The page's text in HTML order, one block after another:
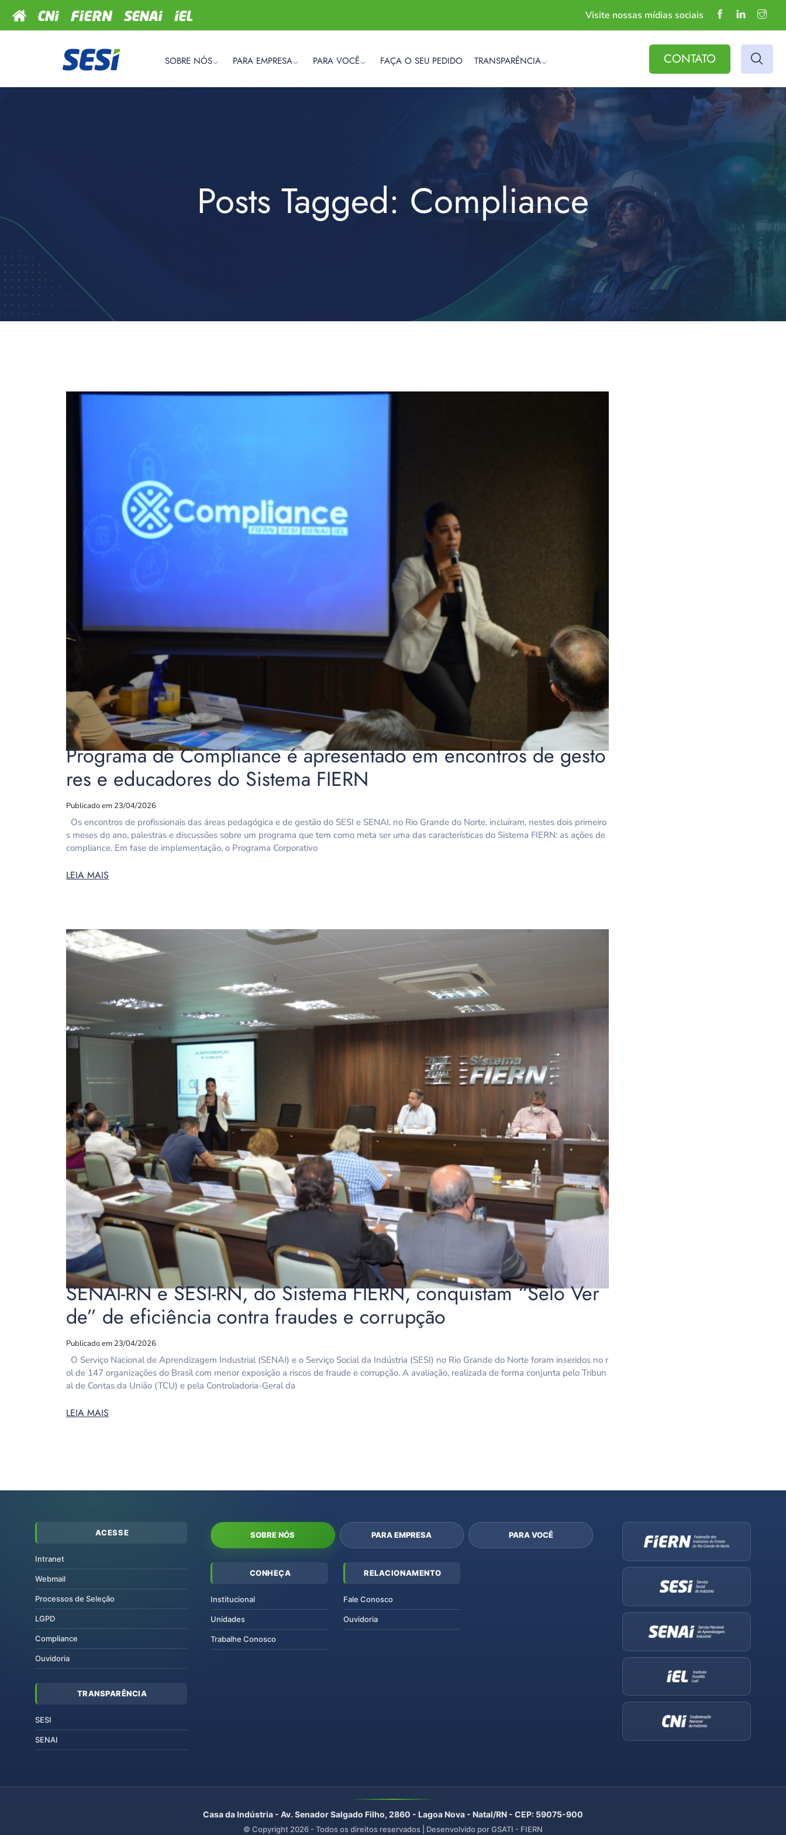
Visite nossas mídias sociais
SOBRE NÓS PARA EMPRESA PARA VOCÊ FAÇA O SEU PEDIDO TRANSPARÊNCIA CONTATO
Posts Tagged: Compliance
Programa de Compliance é apresentado em encontros de gesto
res e educadores do Sistema FIERN
Publicado em 23/04/2026
Os encontros de profissionais das áreas pedagógica e de gestão do SESI e SENAI, no Rio Grande do Norte, incluíram, nestes dois primeiro
s meses do ano, palestras e discussões sobre um programa que tem como meta ser uma das características do Sistema FIERN: as ações de
compliance. Em fase de implementação, o Programa Corporativo
LEIA MAIS
SENAI-RN e SESI-RN, do Sistema FIERN, conquistam “Selo Ver
de” de eficiência contra fraudes e corrupção
Publicado em 23/04/2026
O Serviço Nacional de Aprendizagem Industrial (SENAI) e o Serviço Social da Indústria (SESI) no Rio Grande do Norte foram inseridos no r
ol de 147 organizações do Brasil com menor exposição a riscos de fraude e corrupção. A avaliação, realizada de forma conjunta pelo Tribun
al de Contas da União (TCU) e pela Controladoria-Geral da
LEIA MAIS
ACESSE
Intranet
Webmail
Processos de Seleção
LGPD
Compliance
Ouvidoria
TRANSPARÊNCIA
SESI
SENAI
SOBRE NÓS PARA EMPRESA PARA VOCÊ
CONHEÇA
Institucional
Unidades
Trabalhe Conosco
RELACIONAMENTO
Fale Conosco
Ouvidoria
Casa da Indústria - Av. Senador Salgado Filho, 2860 - Lagoa Nova - Natal/RN - CEP: 59075-900
© Copyright 2026 - Todos os direitos reservados | Desenvolvido por GSATI - FIERN